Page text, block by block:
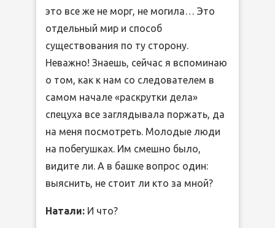
это все же не морг, не могила… Это
отдельный мир и способ
существования по ту сторону.
Неважно! Знаешь, сейчас я вспоминаю
о том, как к нам со следователем в
самом начале «раскрутки дела»
спецуха все заглядывала поржать, да
на меня посмотреть. Молодые люди
на побегушках. Им смешно было,
видите ли. А в башке вопрос один:
выяснить, не стоит ли кто за мной?
Натали: И что?